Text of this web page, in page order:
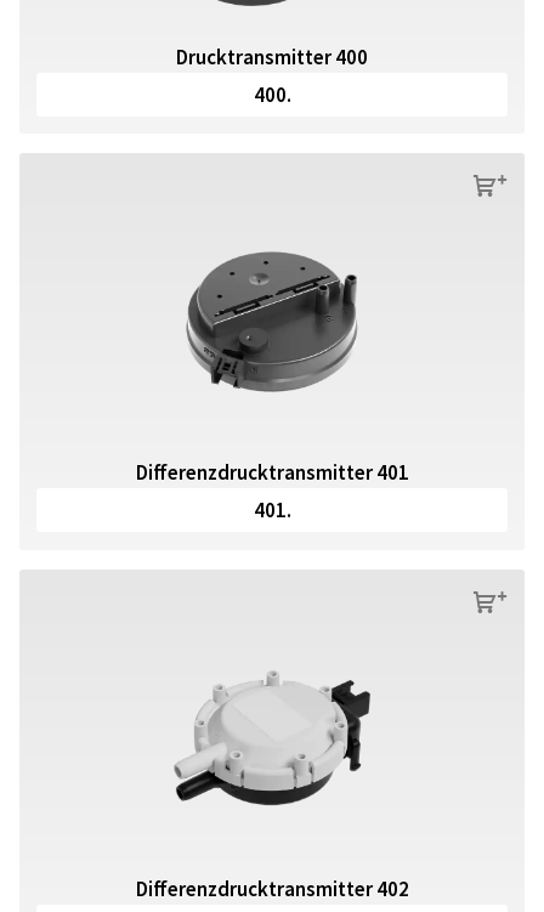
Drucktransmitter 400
400.
s
Differenzdrucktransmitter 401
401.
s
Differenzdrucktransmitter 402